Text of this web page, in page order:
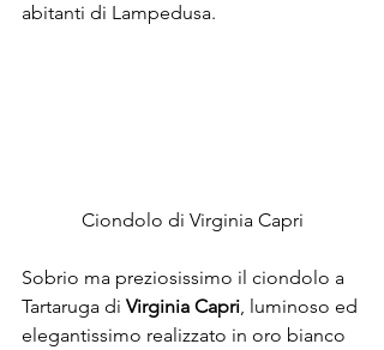
abitanti di Lampedusa.
Ciondolo di Virginia Capri
Sobrio ma preziosissimo il ciondolo a
Tartaruga di Virginia Capri, luminoso ed
elegantissimo realizzato in oro bianco